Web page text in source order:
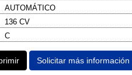
AUTOMÁTICO
136 CV
C
Solicitar más información